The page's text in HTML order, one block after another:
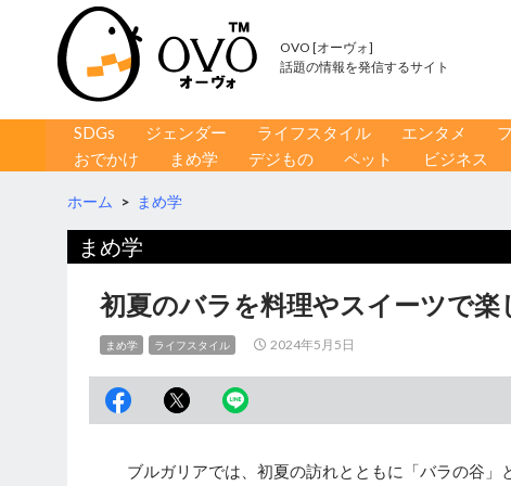
OVO [オーヴォ]
話題の情報を発信するサイト
コンテンツへ移動
SDGs ジェンダー ライフスタイル エンタメ
おでかけ
まめ学 デジもの ペット ビジネス
ホーム > まめ学
まめ学
初夏のバラを料理やスイーツで
まめ学 ライフスタイル 2024年5月5日
ブルガリアでは、初夏の訪れとともに「バラの谷」